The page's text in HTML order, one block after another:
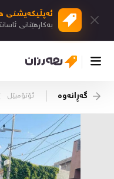
ئەپڵیكەیشنی
بەكارهێنانی
کاڵاکانم
گەڕانەوە ئۆتۆمبێل